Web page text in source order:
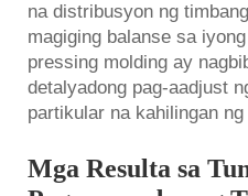
na distribusyon ng
magiging balanse sa
pressing molding ay
detalyadong pag-aadjust
partikular na kahilingan
Mga Resulta sa